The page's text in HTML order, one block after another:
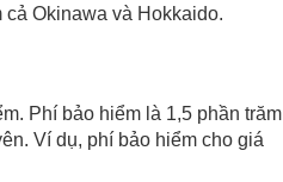
Okinawa và Hokkaido.
Phí bảo hiểm là 1,5 phần trăm
Ví dụ, phí bảo hiểm cho giá